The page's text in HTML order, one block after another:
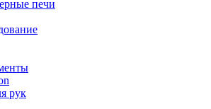
печи
рук